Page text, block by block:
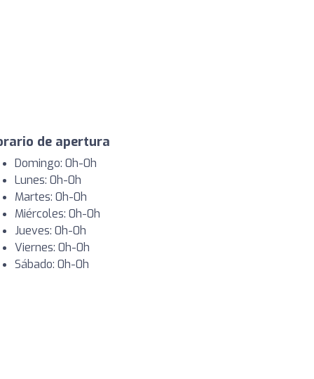
de apertura
Domingo: 0h-0h
Lunes: 0h-0h
Martes: 0h-0h
Miércoles: 0h-0h
Jueves: 0h-0h
Viernes: 0h-0h
Sábado: 0h-0h